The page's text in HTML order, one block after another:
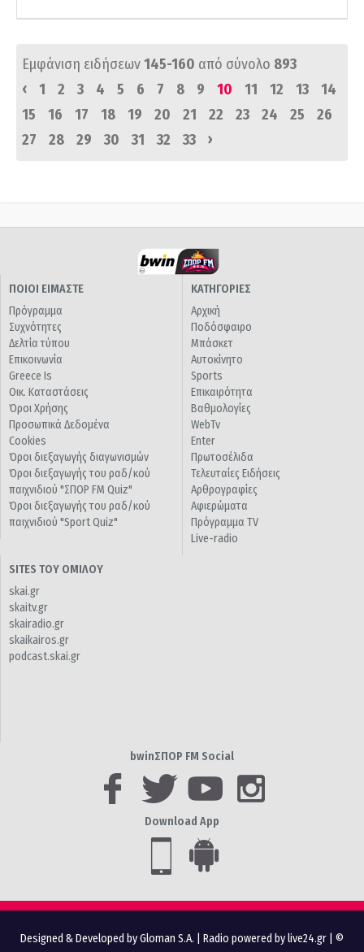
Εμφάνιση ειδήσεων145-160 από σύνολο 893
‹
1 2 3 4 5 6 7 8 9 10 11 12 13
14
15
16 17 18 19 20 21 22 23 24 25
26
27
28 29 30 31 32 33 ›
ΠΟΙΟΙ ΕΙΜΑΣΤΕ
Πρόγραμμα
Συχνότητες
Δελτία τύπου
Επικοινωνία
Greece Is
Οικ. Καταστάσεις
Όροι Χρήσης
Προσωπικά Δεδομένα
Cookies
Όροι διεξαγωγής διαγωνισμών
Όροι διεξαγωγής του ραδ/κού
παιχνιδιού "ΣΠΟΡ FM Quiz"
Όροι διεξαγωγής του ραδ/κού
παιχνιδιού "Sport Quiz"
ΚΑΤΗΓΟΡΙΕΣ
Αρχική
Ποδόσφαιρο
Μπάσκετ
Αυτοκίνητο
Sports
Επικαιρότητα
Βαθμολογίες
WebTv
Enter
Πρωτοσέλιδα
Τελευταίες Ειδήσεις
Αρθρογραφίες
Αφιερώματα
Πρόγραμμα TV
Live-radio
SITES ΤΟΥ ΟΜΙΛΟΥ
skai.gr
skaitv.gr
skairadio.gr
skaikairos.gr
podcast.skai.gr
bwinΣΠΟΡ FM Social
Download App
Designed & Developed by Gloman S.A. Radio powered by live24.gr | ©